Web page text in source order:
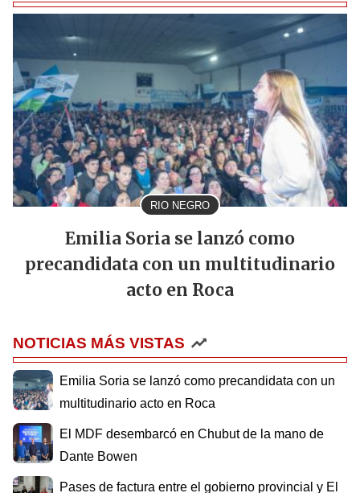
RIO NEGRO
Emilia Soria se lanzó como
precandidata con un multitudinario
acto en Roca
NOTICIAS MÁS VISTAS
Emilia Soria se lanzó como precandidata con un
multitudinario acto en Roca
El MDF desembarcó en Chubut de la mano de
Dante Bowen
Pases de factura entre el gobierno provincial y El